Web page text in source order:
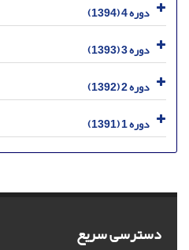
دوره 4 (1394)
دوره 3 (1393)
دوره 2 (1392)
دوره 1 (1391)
دسترسی سریع